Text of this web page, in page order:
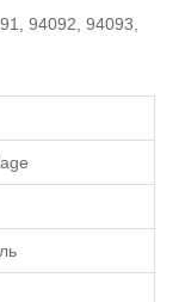
94092, 94093,